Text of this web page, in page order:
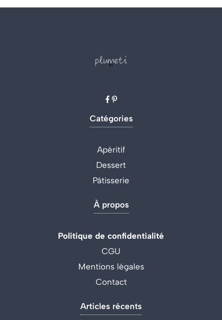
Catégories
Apéritif
Dessert
Pâtisserie
À propos
Politique de confidentialité
CGU
Mentions légales
Contact
Articles récents